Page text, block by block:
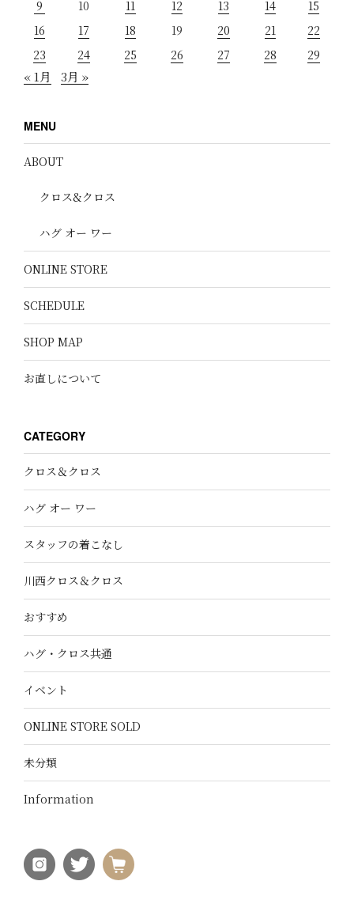
9
10 11 12 13 14
15
16
17 18 19 20 21
22
23
24 25 26 27 28 29
« 1月 3月 »
MENU
ABOUT
クロス&クロス
ハグ オー ワー
ONLINE STORE
SCHEDULE
SHOP MAP
お直しについて
CATEGORY
クロス＆クロス
ハグ オー ワー
スタッフの着こなし
川西クロス＆クロス
おすすめ
ハグ・クロス共通
イベント
ONLINE STORE SOLD
未分類
Information